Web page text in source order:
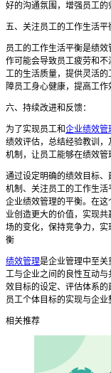
好的沟通氛围，增强员工的
五、关注员工的工作生活平
员工的工作生活平衡是绩
作可能会导致员工疲劳和
工的生活质量，提供灵活
障员工身心健康，提高工作
六、持续改进和反馈：
为了实现员工和企业绩效管
绩效评估，总结经验教训，
机制，让员工能够在绩效管
通过设定明确的绩效目标
机制、关注员工的工作生
企业绩效管理的平衡。在
业创造更大的价值，实现
场的变化，保持竞争力，
衡
绩效管理是企业管理中至关
工与企业之间的良性互动
效目标的设定、评估体系
员工个体目标的实现与企业
相关推荐